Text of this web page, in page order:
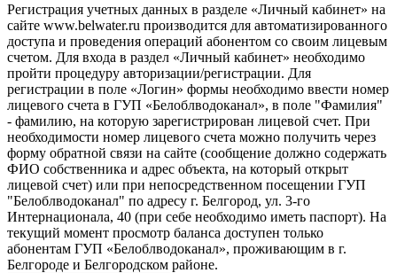
Регистрация учетных данных в разделе «Личный кабинет» на
сайте www.belwater.ru производится для автоматизированного
доступа и проведения операций абонентом со своим лицевым
счетом. Для входа в раздел «Личный кабинет» необходимо
пройти процедуру авторизации/регистрации. Для
регистрации в поле «Логин» формы необходимо ввести номер
лицевого счета в ГУП «Белоблводоканал», в поле "Фамилия"
- фамилию, на которую зарегистрирован лицевой счет. При
необходимости номер лицевого счета можно получить через
форму обратной связи на сайте (сообщение должно содержать
ФИО собственника и адрес объекта, на который открыт
лицевой счет) или при непосредственном посещении ГУП
"Белоблводоканал" по адресу г. Белгород, ул. 3-го
Интернационала, 40 (при себе необходимо иметь паспорт). На
текущий момент просмотр баланса доступен только
абонентам ГУП «Белоблводоканал», проживающим в г.
Белгороде и Белгородском районе.